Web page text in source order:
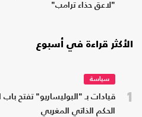
"لاعق حذاء ترامب"
الأكثر قراءة في أسبوع
1
سياسة
قيادات بـ "البوليساريو" تفتح
الحكم الذاتي المغربي